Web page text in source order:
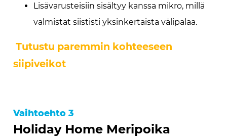
Lisävarusteisiin sisältyy kanssa mikro, millä
valmistat siististi yksinkertaista välipalaa.
Tutustu paremmin kohteeseen
siipiveikot
Vaihtoehto 3
Holiday Home Meripoika